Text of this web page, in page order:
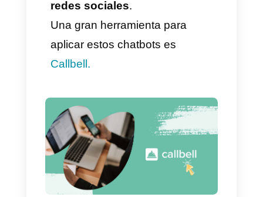
los clientes.
Los chatbots de WhatsApp son
programas que responden de
y dudas de los usuarios de
WhatsApp de una empresa y
estos sirven para dar soporte o
vender. Para aplicarlos es